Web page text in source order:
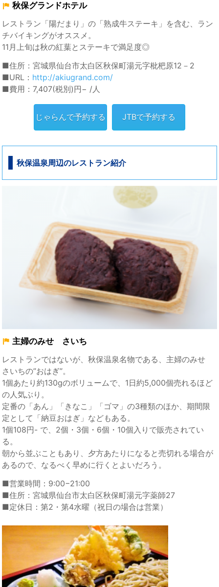
秋保グランドホテル
レストラン「陽だまり」の「熟成牛ステーキ」を含む、ラン
チバイキングがオススメ。
11月上旬は秋の紅葉とステーキで満足度◎
■住所：宮城県仙台市太白区秋保町湯元字枇杷原12－2
■URL： http://akiugrand.com/
■費用：7,407(税別)円− /人
じゃらんで予約する JTBで予約する
秋保温泉周辺のレストラン紹介
主婦のみせ さいち
レストランではないが、秋保温泉名物である、主婦のみせ
さいちの”おはぎ”。
1個あたり約130gのボリュームで、1日約5,000個売れるほど
の人気ぶり。
定番の「あん」「きなこ」「ゴマ」の3種類のほか、期間限
定として「納豆おはぎ」などもある。
1個108円- で、2個・3個・6個・10個入りで販売されてい
る。
朝から並ぶこともあり、夕方あたりになると売切れる場合が
あるので、なるべく早めに行くとよいだろう。
■営業時間：9:00−21:00
■住所：宮城県仙台市太白区秋保町湯元字薬師27
■定休日：第2・第4水曜（祝日の場合は営業）